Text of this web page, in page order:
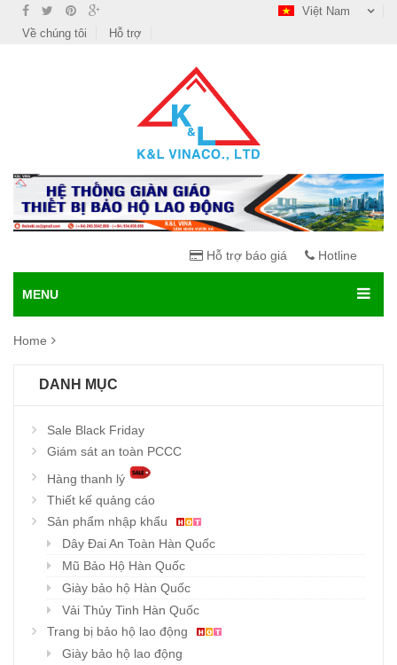
Việt Nam
Về chúng tôi
Hỗ trợ
Hỗ trợ báo giá Hotline
MENU
Home
DANH MỤC
Sale Black Friday
Giám sát an toàn PCCC
Hàng thanh lý
Thiết kế quảng cáo
Sản phẩm nhập khẩu
Dây Đai An Toàn Hàn Quốc
Mũ Bảo Hộ Hàn Quốc
Giày bảo hộ Hàn Quốc
Vải Thủy Tinh Hàn Quốc
Trang bị bảo hộ lao động
Giày bảo hộ lao động